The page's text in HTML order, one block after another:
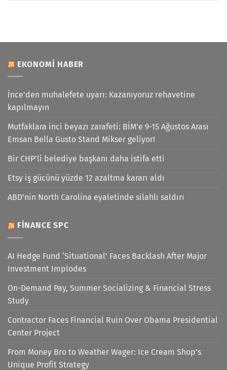
EKONOMI HABER
İnce'den muhalefete uyarı: Kazanıyoruz rehavetine
kapılmayın
Mutfaklara inci beyazı zarafeti: BİM’e 9-15 Ağustos Arası
Emsan Bella Gusto Stand Mikser geliyor!
Bir CHP’li belediye başkanı daha istifa etti
Etsy iş gücünü yüzde 12 azaltma kararı aldı
ABD'nin North Carolina eyaletinde silahlı saldırı
FINANCE SPC
AI Hedge Fund ‘Situational’ Faces Backlash After Major
Investment Implodes
On-Demand Pay, Summer Socializing & Financial Stress
Study
Contractor Faces Financial Ruin Over Obama Presidential
Center Project
From Money Bro to Weather Wager: Ice Cream Shop’s
Unique Profit Strategy